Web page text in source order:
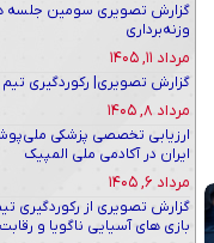
گزارش تصویری سومین جلسه
وزنه‌برداری
مرداد ۱۱, ۱۴۰۵
گزارش تصویری| رکوردگیری تیم
مرداد ۸, ۱۴۰۵
ارزیابی تخصصی پزشکی
ایران در آکادمی ملی المپیک
مرداد ۶, ۱۴۰۵
گزارش تصویری از رکوردگیری
بازی های آسیایی ناگویا و